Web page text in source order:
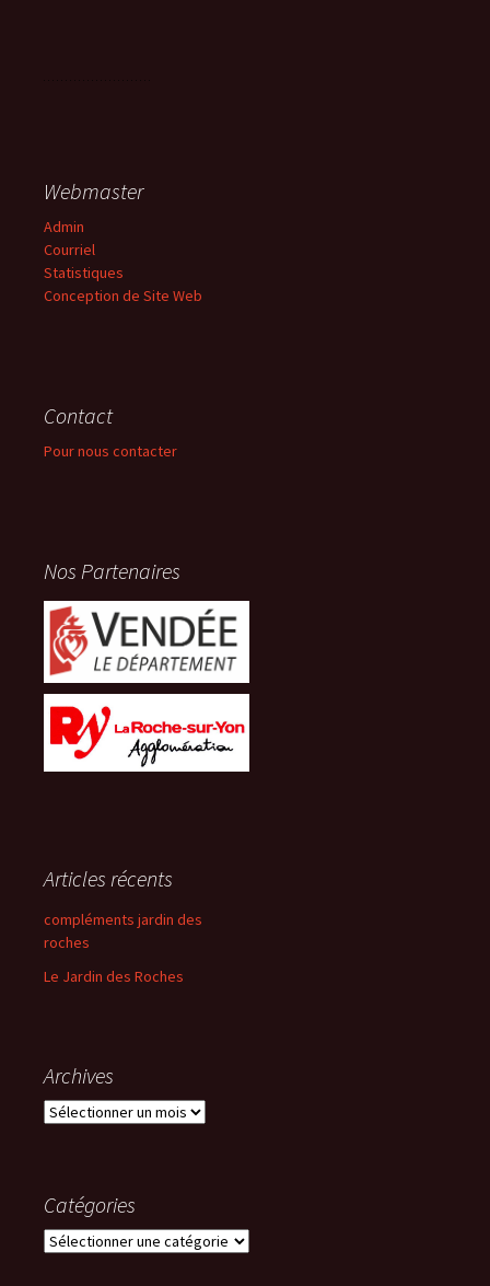
Webmaster
Admin
Courriel
Statistiques
Conception de Site Web
Contact
Pour nous contacter
Nos Partenaires
Articles récents
compléments jardin des
roches
Le Jardin des Roches
Archives
Archives
Catégories
Catégories